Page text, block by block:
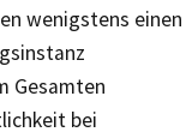
wenigstens einen
Gesamten
bei